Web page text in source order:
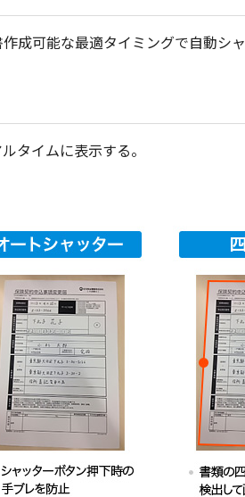
成可能な最適タイミングで自動シ
タイムに表示する。